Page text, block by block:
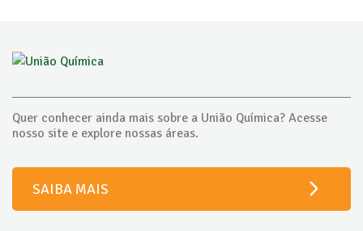
Quer conhecer ainda mais sobre a União Química? Acesse
nosso site e explore nossas áreas.
SAIBA MAIS